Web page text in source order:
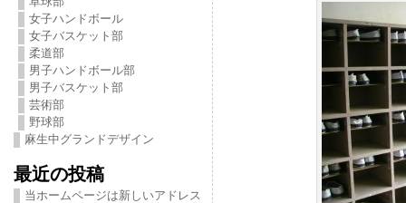
女子ハンドボール
女子バスケット部
柔道部
男子ハンドボール部
男子バスケット部
芸術部
野球部
麻生中グランドデザイン
最近の投稿
当ホームページは新しいアドレス